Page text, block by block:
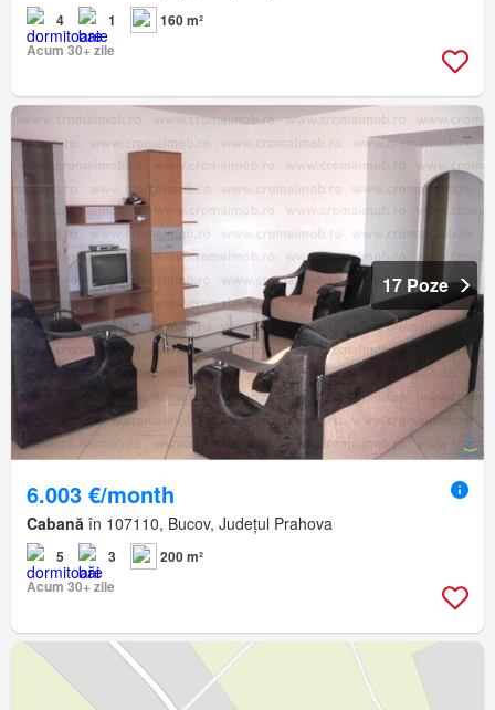
4 1
160 m²
Acum 30+ zile
17 Poze
6.003 €/month
Cabană în 107110, Bucov, Județul Prahova
5 3
200 m²
Acum 30+ zile